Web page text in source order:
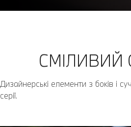
СМІЛИВИЙ
Дизайнерські елементи з боків і
серії.